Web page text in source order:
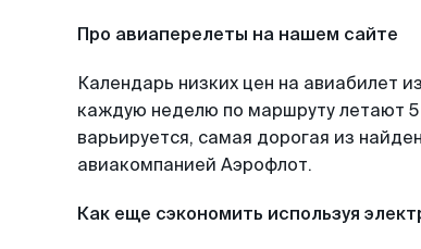
Про авиаперелеты на нашем сайте
Календарь низких цен на авиабилет
каждую неделю по маршруту летают
варьируется, самая дорогая из
авиакомпанией Аэрофлот.
Как еще сэкономить используя